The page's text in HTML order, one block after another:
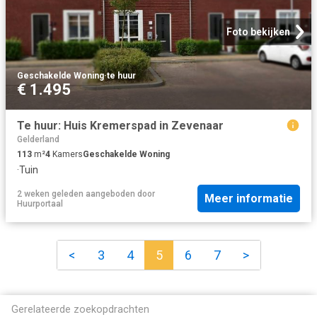
Foto bekijken
Geschakelde Woning·te huur
€ 1.495
Te huur: Huis Kremerspad in Zevenaar
Gelderland
113 m²4 KamersGeschakelde Woning
·Tuin
2 weken geleden aangeboden door
Huurportaal
Meer informatie
< 3 4 5 6 7 >
Gerelateerde zoekopdrachten